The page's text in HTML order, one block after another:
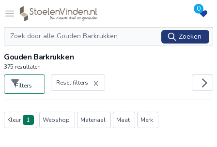
Open menu
Logo stoelenvinden.nl 0
Zoeken
Zoeken
Gouden Barkrukken
375 resultaten
Filters Reset filters
Producten
Kleur 1 Webshop Materiaal Maat Merk